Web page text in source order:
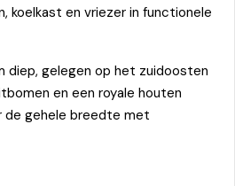
koelkast en vriezer in functionele
diep, gelegen op het zuidoosten
en een royale houten
de gehele breedte met